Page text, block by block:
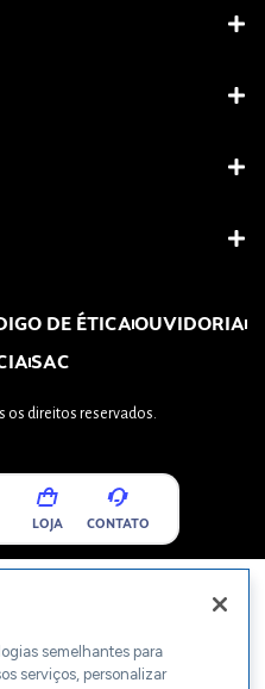
DE ÉTICAOUVIDORIA
SAC
os direitos reservados.
LOJA CONTATO
semelhantes para
serviços, personalizar